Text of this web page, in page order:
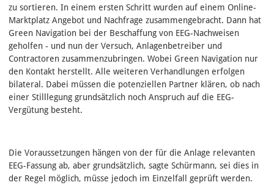
zu sortieren. In einem ersten Schritt wurden auf einem Online-
Marktplatz Angebot und Nachfrage zusammengebracht. Dann hat
Green Navigation bei der Beschaffung von EEG-Nachweisen
geholfen - und nun der Versuch, Anlagenbetreiber und
Contractoren zusammenzubringen. Wobei Green Navigation nur
den Kontakt herstellt. Alle weiteren Verhandlungen erfolgen
bilateral. Dabei müssen die potenziellen Partner klären, ob nach
einer Stilllegung grundsätzlich noch Anspruch auf die EEG-
Vergütung besteht.
Die Voraussetzungen hängen von der für die Anlage relevanten
EEG-Fassung ab, aber grundsätzlich, sagte Schürmann, sei dies in
der Regel möglich, müsse jedoch im Einzelfall geprüft werden.